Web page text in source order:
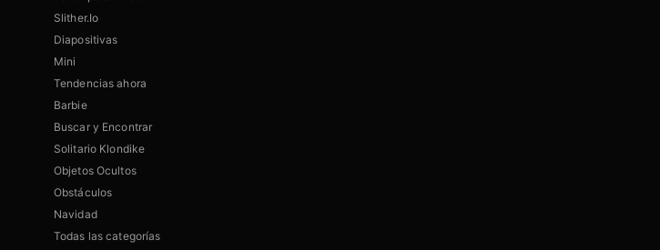
Slither.Io
Diapositivas
Mini
Tendencias ahora
Barbie
Buscar y Encontrar
Solitario Klondike
Objetos Ocultos
Obstáculos
Navidad
Todas las categorías